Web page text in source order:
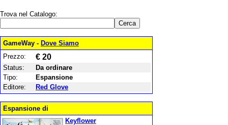
Trova nel Catalogo:
GameWay - Dove Siamo
Prezzo:
€ 20
Status:
Da ordinare
Tipo:
Espansione
Editore:
Red Glove
Espansione di
Keyflower